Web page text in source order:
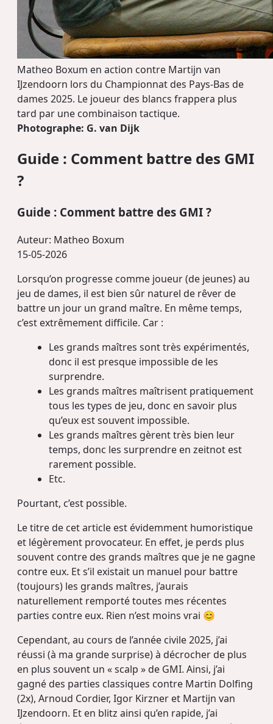
Matheo Boxum en action contre Martijn van
IJzendoorn lors du Championnat des Pays-Bas de
dames 2025. Le joueur des blancs frappera plus
tard par une combinaison tactique.
Photographe: G. van Dijk
Guide : Comment battre des GMI
?
Guide : Comment battre des GMI ?
Auteur: Matheo Boxum
15-05-2026
Lorsqu’on progresse comme joueur (de jeunes) au
jeu de dames, il est bien sûr naturel de rêver de
battre un jour un grand maître. En même temps,
c’est extrêmement difficile. Car :
Les grands maîtres sont très expérimentés,
donc il est presque impossible de les
surprendre.
Les grands maîtres maîtrisent pratiquement
tous les types de jeu, donc en savoir plus
qu’eux est souvent impossible.
Les grands maîtres gèrent très bien leur
temps, donc les surprendre en zeitnot est
rarement possible.
Etc.
Pourtant, c’est possible.
Le titre de cet article est évidemment humoristique
et légèrement provocateur. En effet, je perds plus
souvent contre des grands maîtres que je ne gagne
contre eux. Et s’il existait un manuel pour battre
(toujours) les grands maîtres, j’aurais
naturellement remporté toutes mes récentes
parties contre eux. Rien n’est moins vrai 😊
Cependant, au cours de l’année civile 2025, j’ai
réussi (à ma grande surprise) à décrocher de plus
en plus souvent un « scalp » de GMI. Ainsi, j’ai
gagné des parties classiques contre Martin Dolfing
(2x), Arnoud Cordier, Igor Kirzner et Martijn van
IJzendoorn. Et en blitz ainsi qu’en rapide, j’ai